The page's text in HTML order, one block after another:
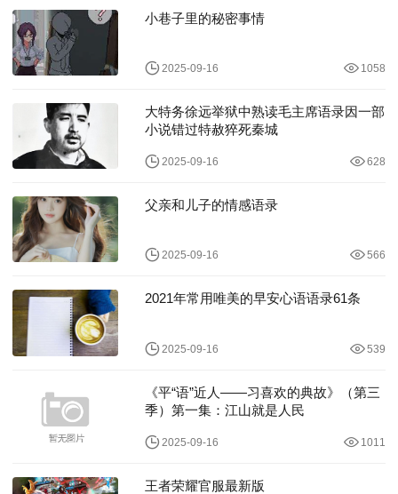
小巷子里的秘密事情
2025-09-16 1058
大特务徐远举狱中熟读毛主席语录因一部
小说错过特赦猝死秦城
2025-09-16 628
父亲和儿子的情感语录
2025-09-16 566
2021年常用唯美的早安心语语录61条
2025-09-16 539
《平“语”近人——习喜欢的典故》（第三
季）第一集：江山就是人民
2025-09-16 1011
王者荣耀官服最新版